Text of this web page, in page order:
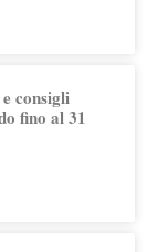
consigli
fino al 31